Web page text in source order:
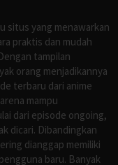
situs yang menawarkan
praktis dan mudah
tampilan
orang menjadikannya
terbaru dari anime
mampu
dari episode ongoing,
dicari. Dibandingkan
dianggap memiliki
baru. Banyak